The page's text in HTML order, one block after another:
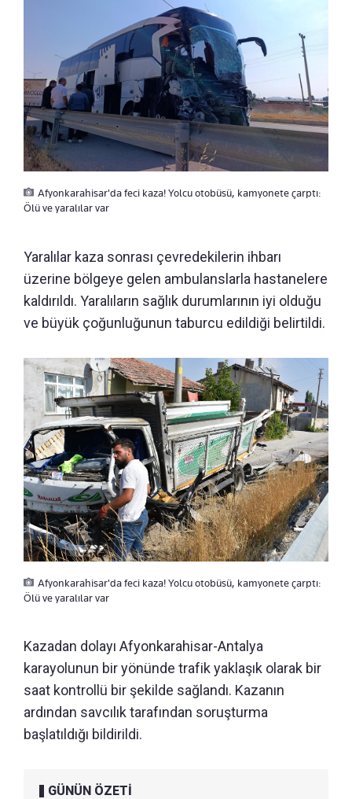
Afyonkarahisar'da feci kaza! Yolcu otobüsü, kamyonete çarptı:
Ölü ve yaralılar var
Yaralılar kaza sonrası çevredekilerin ihbarı
üzerine bölgeye gelen ambulanslarla hastanelere
kaldırıldı. Yaralıların sağlık durumlarının iyi olduğu
ve büyük çoğunluğunun taburcu edildiği belirtildi.
Afyonkarahisar'da feci kaza! Yolcu otobüsü, kamyonete çarptı:
Ölü ve yaralılar var
Kazadan dolayı Afyonkarahisar-Antalya
karayolunun bir yönünde trafik yaklaşık olarak bir
saat kontrollü bir şekilde sağlandı. Kazanın
ardından savcılık tarafından soruşturma
başlatıldığı bildirildi.
GÜNÜN ÖZETİ